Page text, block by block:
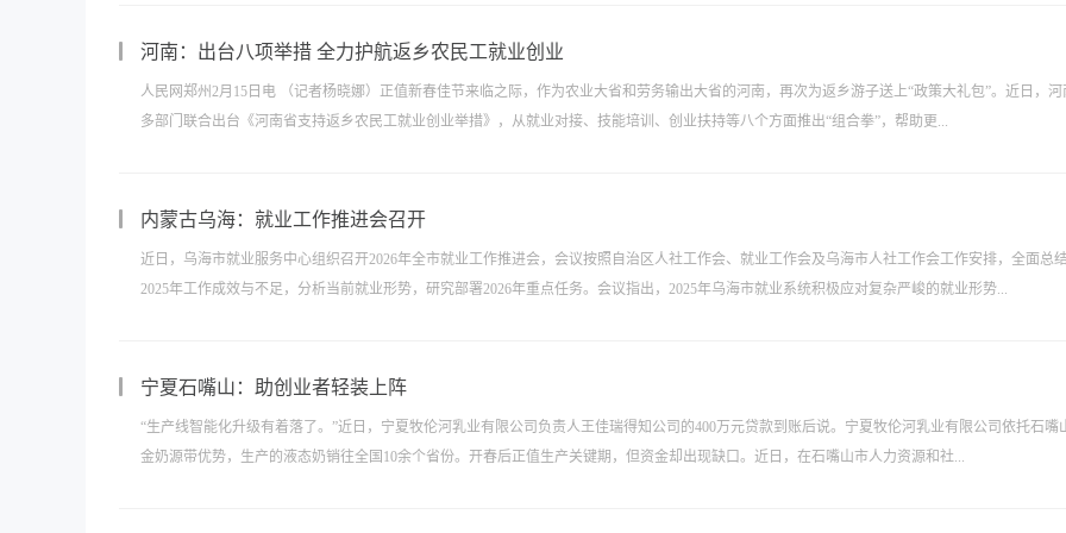
​河南：出台八项举措 全力护航返乡农民工就业创业
人民网郑州2月15日电 （记者杨晓娜）正值新春佳节来临之际，作为农业大省和劳务输出大省的河南，再次为返乡游子送上“政策大礼包”。近日，河
多部门联合出台《河南省支持返乡农民工就业创业举措》，从就业对接、技能培训、创业扶持等八个方面推出“组合拳”，帮助更...
内蒙古乌海：就业工作推进会召开
近日，乌海市就业服务中心组织召开2026年全市就业工作推进会，会议按照自治区人社工作会、就业工作会及乌海市人社工作会工作安排，全面总结
2025年工作成效与不足，分析当前就业形势，研究部署2026年重点任务。会议指出，2025年乌海市就业系统积极应对复杂严峻的就业形势...
宁夏石嘴山：助创业者轻装上阵
“生产线智能化升级有着落了。”近日，宁夏牧伦河乳业有限公司负责人王佳瑞得知公司的400万元贷款到账后说。宁夏牧伦河乳业有限公司依托石嘴
金奶源带优势，生产的液态奶销往全国10余个省份。开春后正值生产关键期，但资金却出现缺口。近日，在石嘴山市人力资源和社...